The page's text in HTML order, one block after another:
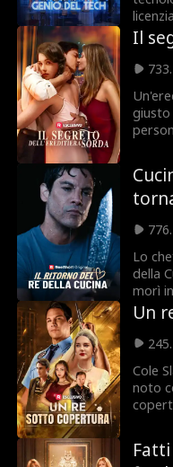
allea
Il
sua
una
l'ha
Lo
della
morì
sua
sous
losco
Un
Cole
noto